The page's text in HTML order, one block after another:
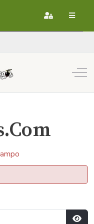
Registrarse